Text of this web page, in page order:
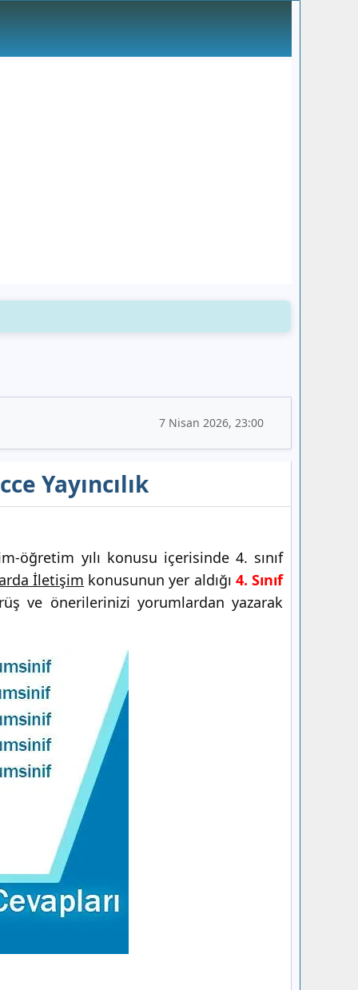
7 Nisan 2026, 23:00
Yayıncılık
öğretim yılı konusu içerisinde 4. sınıf
İletişim konusunun yer aldığı 4. Sınıf
ve önerilerinizi yorumlardan yazarak